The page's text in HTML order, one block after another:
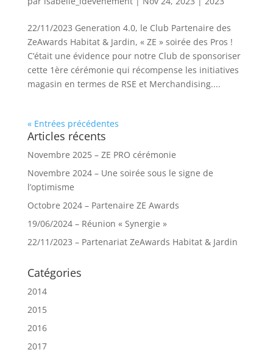
22/11/2023 Generation 4.0, le Club Partenaire des
ZeAwards Habitat & Jardin, « ZE » soirée des Pros !
C’était une évidence pour notre Club de sponsoriser
cette 1ère cérémonie qui récompense les initiatives
magasin en termes de RSE et Merchandising....
« Entrées précédentes
Articles récents
Novembre 2025 – ZE PRO cérémonie
Novembre 2024 – Une soirée sous le signe de
l’optimisme
Octobre 2024 – Partenaire ZE Awards
19/06/2024 – Réunion « Synergie »
22/11/2023 – Partenariat ZeAwards Habitat & Jardin
Catégories
2014
2015
2016
2017